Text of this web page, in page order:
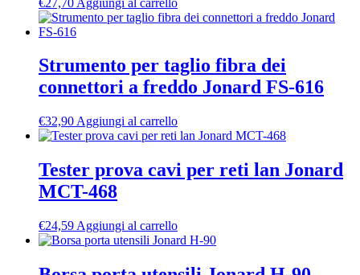
Strumento per taglio fibra dei
connettori a freddo Jonard FS-616
€32,90 Aggiungi al carrello
Tester prova cavi per reti lan Jonard
MCT-468
€24,59 Aggiungi al carrello